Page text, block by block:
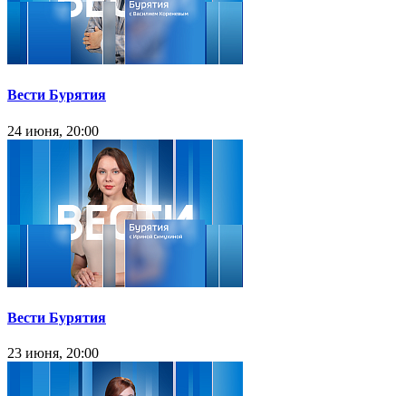
Вести Бурятия
24 июня, 20:00
Вести Бурятия
23 июня, 20:00